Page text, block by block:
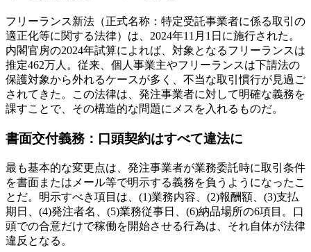
フリーランス新法（正式名称：特定受託事業者に係る取引の
適正化等に関する法律）は、2024年11月1日に施行された。
内閣官房の2024年試算によれば、対象となるフリーランスは
推定462万人。従来、個人事業主やフリーランスは下請法の
保護対象から外れるケースが多く、不当な取引慣行が見過ご
されてきた。この法律は、発注事業者に対して明確な義務を
課すことで、その構造的な問題にメスを入れるものだ。
書面交付義務：口頭契約はすべて違法に
最も基本的な変更点は、発注事業者が業務委託時に取引条件
を書面またはメール等で明示する義務を負うようになったこ
とだ。明示すべき項目は、(1)業務内容、(2)報酬額、(3)支払
期日、(4)発注者名、(5)業務従事日、(6)納品場所の6項目。口
頭での合意だけで稼働を開始させる行為は、それ自体が法律
違反となる。